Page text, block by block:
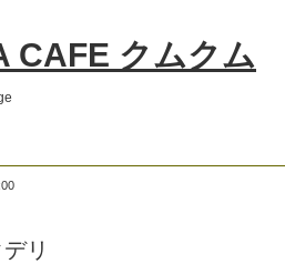
CAFE クムクム
リ